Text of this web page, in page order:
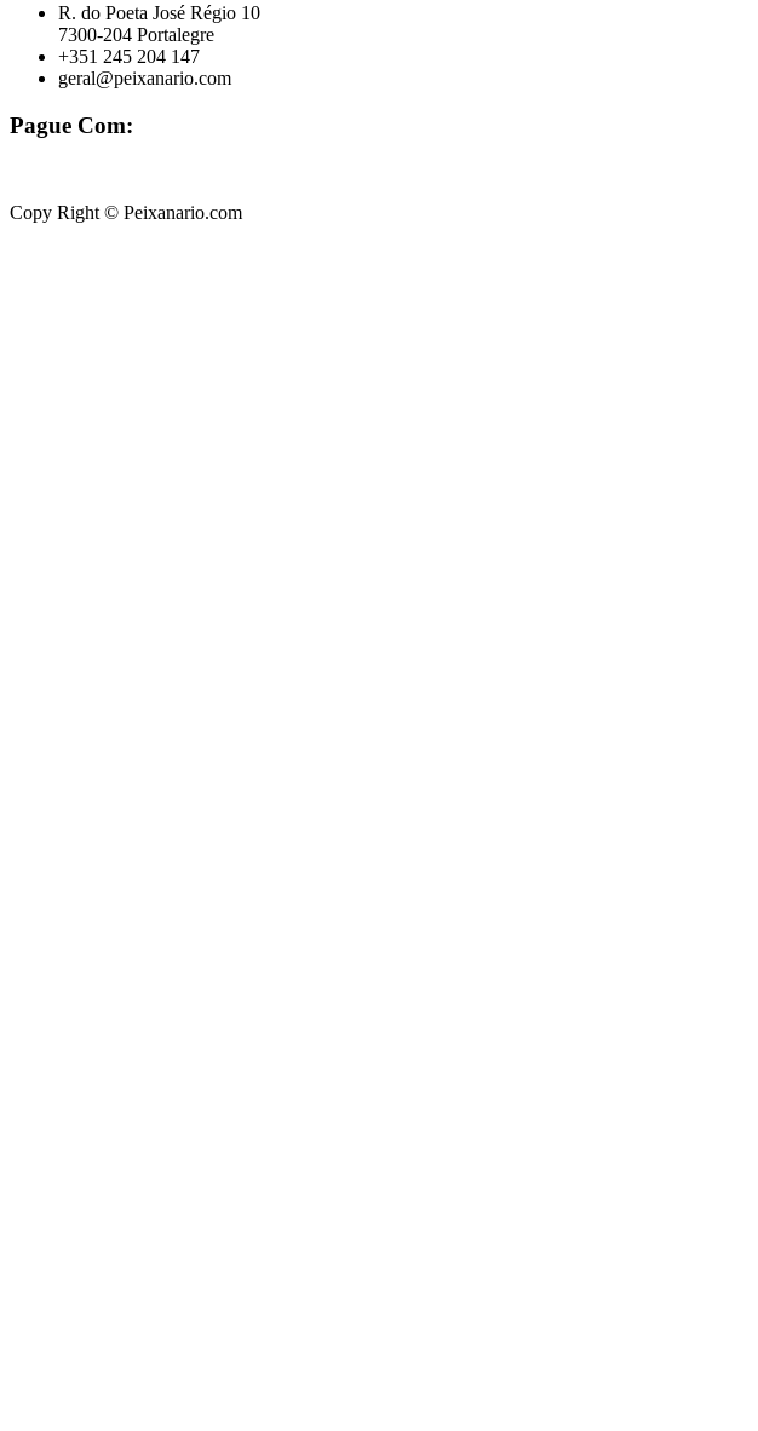
R. do Poeta José Régio 10
7300-204 Portalegre
+351 245 204 147
geral@peixanario.com
Pague Com:
Copy Right © Peixanario.com